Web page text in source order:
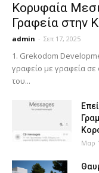
Κορυφαία
Γραφεία στην
admin - Σεπ 17, 2025
1. Grekodom
γραφείο με γραφεία
του...
Μαρ